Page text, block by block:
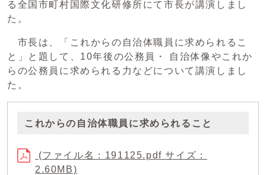
る全国市町村国際文化研修所にて市長が講演しまし
た。
市長は、「これからの自治体職員に求められるこ
と」と題して、10年後の公務員・ 自治体像やこれか
らの公務員に求められる力などについて講演しまし
た。
これからの自治体職員に求められること
(ファイル名：191125.pdf サイズ：
2.60MB)